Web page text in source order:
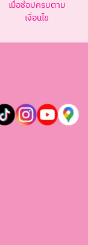
เมื่อช้อปครบตาม
เงื่อนไข